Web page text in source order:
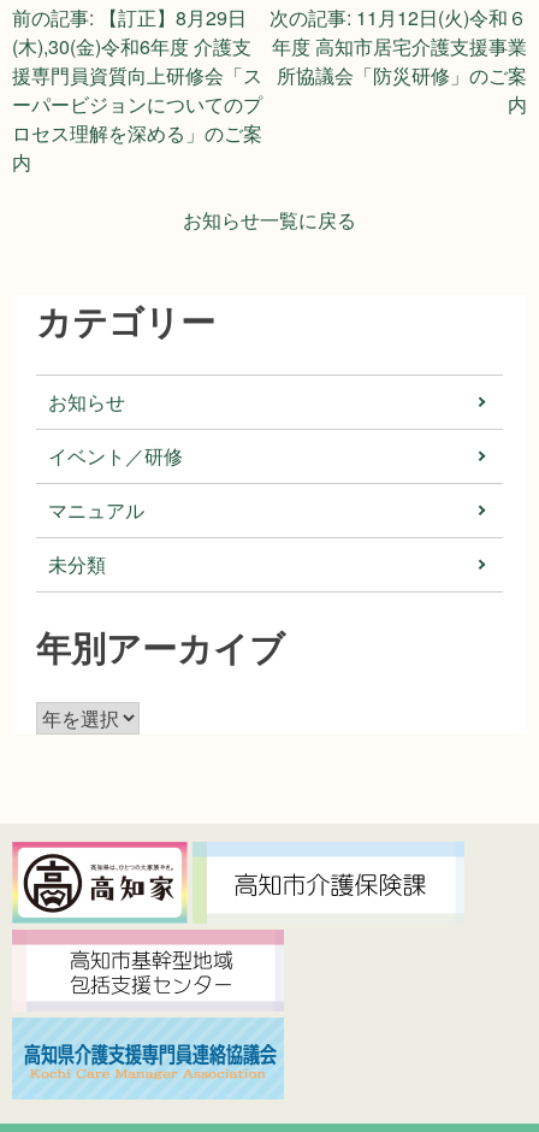
投
稿
ナ
ビ
シ
ョ
ン
前の記事:
【訂正】8月29日
(木),30(金)令和6年度 介護支
援専門員資質向上研修会「ス
ーパービジョンについてのプ
ロセス理解を深める」のご案
内
次の記事: 11月12日(火)令和６
年度 高知市居宅介護支援事業
所協議会「防災研修」のご案
内
お知らせ一覧に戻る
カテゴリー
お知らせ
イベント／研修
マニュアル
未分類
年別アーカイブ
ア
ー